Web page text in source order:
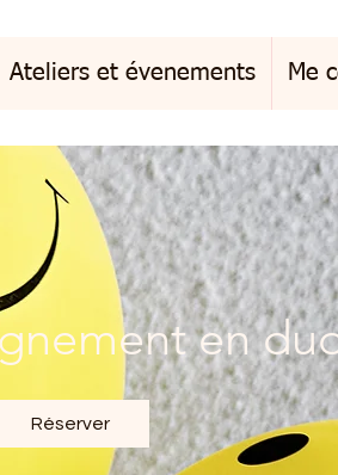
Ateliers et évenements Me
en
Réserver